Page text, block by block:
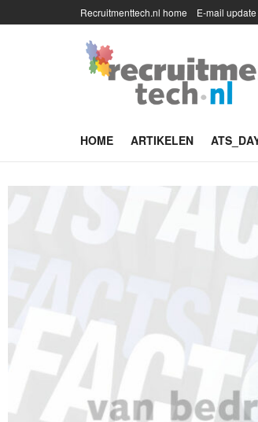
Recruitmenttech.nl home E-mail update
HOME ARTIKELEN